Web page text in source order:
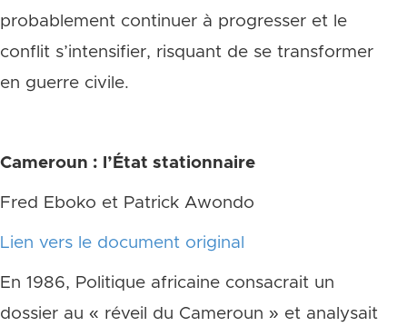
probablement continuer à progresser et le
conflit s’intensifier, risquant de se transformer
en guerre civile.
Cameroun : l’État stationnaire
Fred Eboko et Patrick Awondo
Lien vers le document original
En 1986, Politique africaine consacrait un
dossier au « réveil du Cameroun » et analysait